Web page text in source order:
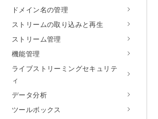
ドメイン名の管理
ストリームの取り込みと再生
ストリーム管理
機能管理
ライブストリーミングセキュリテ
ィ
データ分析
ツールボックス